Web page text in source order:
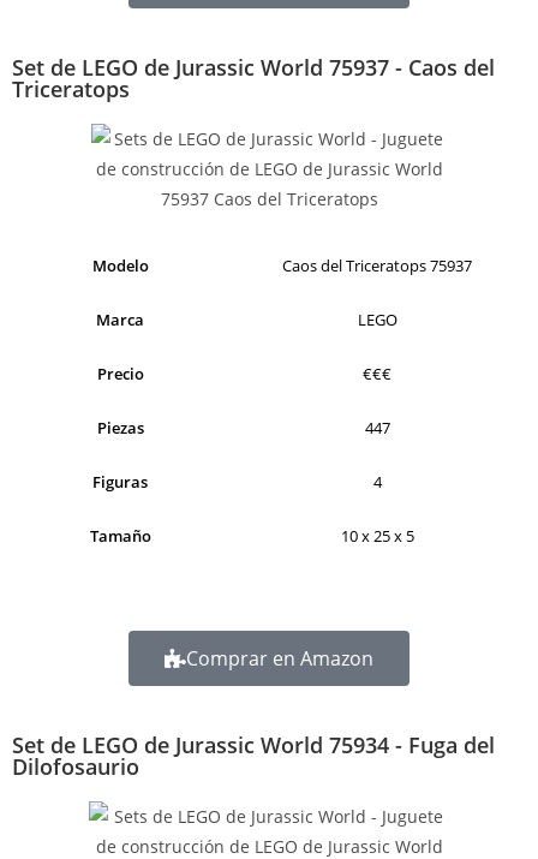
Set de LEGO de Jurassic World 75937 - Caos del
Triceratops
Modelo Caos del Triceratops 75937
Marca LEGO
Precio €€€
Piezas 447
Figuras 4
Tamaño 10 x 25 x 5
Comprar en Amazon
Set de LEGO de Jurassic World 75934 - Fuga del
Dilofosaurio